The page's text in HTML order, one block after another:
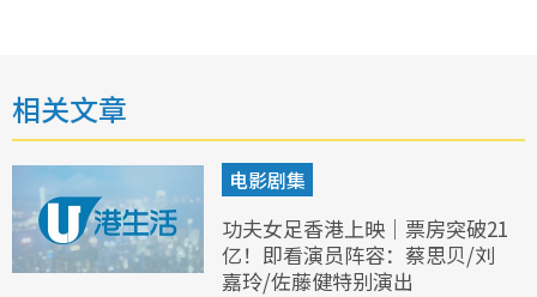
相关文章
电影剧集
功夫女足香港上映｜票房突破21
亿！即看演员阵容：蔡思贝/刘
嘉玲/佐藤健特别演出